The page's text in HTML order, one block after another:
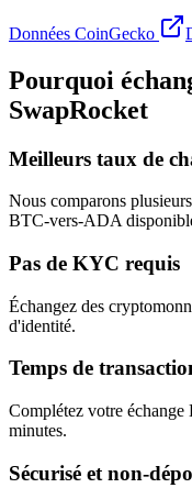
Données CoinGecko
Pourquoi
SwapRocket
Meilleurs taux de
Nous comparons
BTC-vers-ADA
Pas de KYC requis
Échangez des
d'identité.
Temps de
Complétez votre
minutes.
Sécurisé et non-